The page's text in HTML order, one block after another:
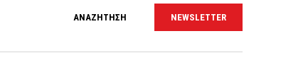
ΑΝΑΖΗΤΗΣΗ NEWSLETTER